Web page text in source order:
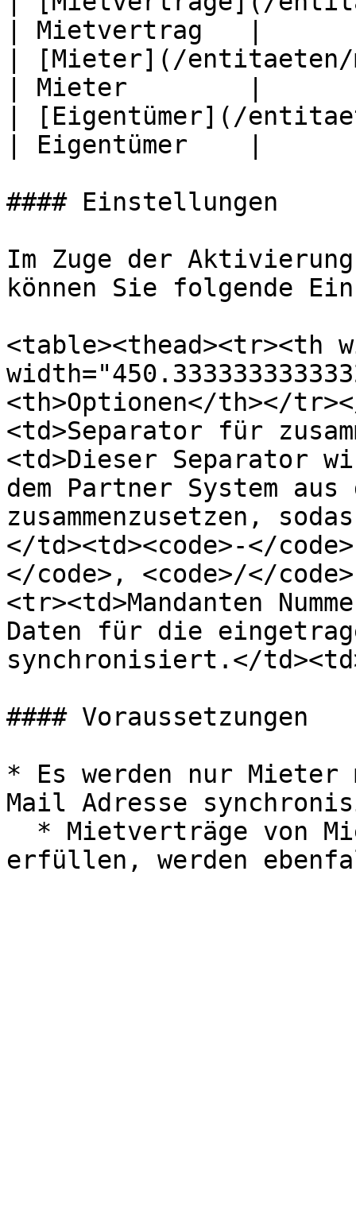
| Mietvertrag   |
| [Mieter](/entitaeten/
| Mieter        |
| [Eigentümer](/
| Eigentümer    |
#### Einstellungen
Im Zuge der Aktivierung
können Sie folgende
<table><thead><tr><th
<th>Optionen</th></
<td>Separator für
<td>Dieser Separator
dem Partner System aus
zusammenzusetzen,
</td><td><code>-</
</code>, <code>/</
<tr><td>Mandanten
Daten für die
synchronisiert.</
#### Voraussetzungen
* Es werden nur
Mail Adresse